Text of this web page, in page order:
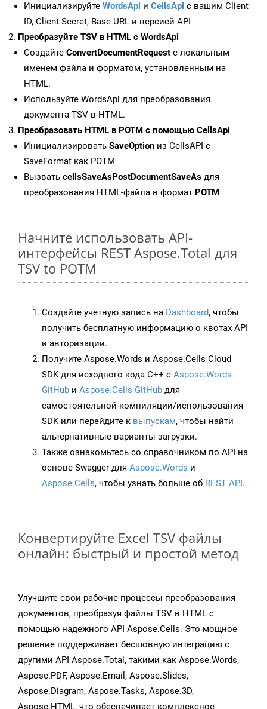
Инициализируйте WordsApi и CellsApi с вашим Client
ID, Client Secret, Base URL и версией API
Преобразуйте TSV в HTML с WordsApi
Создайте ConvertDocumentRequest с локальным
именем файла и форматом, установленным на
HTML.
Используйте WordsApi для преобразования
документа TSV в HTML.
Преобразовать HTML в POTM с помощью CellsApi
Инициализировать SaveOption из CellsAPI с
SaveFormat как POTM
Вызвать cellsSaveAsPostDocumentSaveAs для
преобразования HTML-файла в формат POTM
Начните использовать API-
интерфейсы REST Aspose.Total для
TSV to POTM
Создайте учетную запись на Dashboard, чтобы
получить бесплатную информацию о квотах API
и авторизации.
Получите Aspose.Words и Aspose.Cells Cloud
SDK для исходного кода C++ с Aspose.Words
GitHub и Aspose.Cells GitHub для
самостоятельной компиляции/использования
SDK или перейдите к выпускам, чтобы найти
альтернативные варианты загрузки.
Также ознакомьтесь со справочником по API на
основе Swagger для Aspose.Words и
Aspose.Cells, чтобы узнать больше об REST API.
Конвертируйте Excel TSV файлы
онлайн: быстрый и простой метод
Улучшите свои рабочие процессы преобразования
документов, преобразуя файлы TSV в HTML с
помощью надежного API Aspose.Cells. Это мощное
решение поддерживает бесшовную интеграцию с
другими API Aspose.Total, такими как Aspose.Words,
Aspose.PDF, Aspose.Email, Aspose.Slides,
Aspose.Diagram, Aspose.Tasks, Aspose.3D,
Aspose.HTML, что обеспечивает комплексное